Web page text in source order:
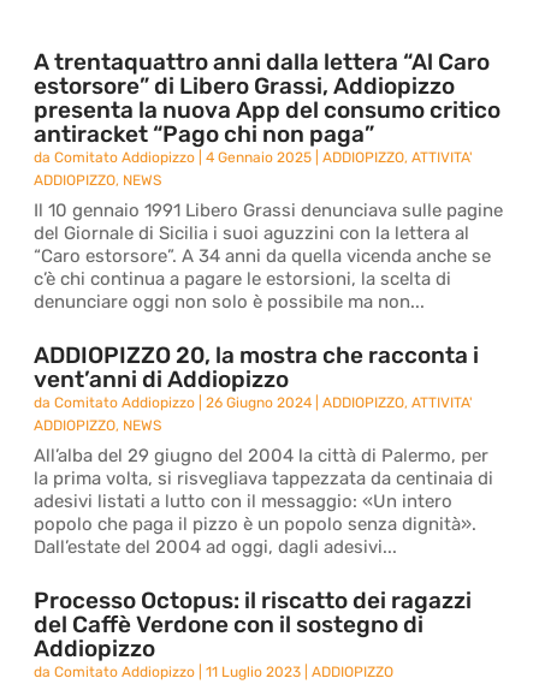
A trentaquattro anni dalla lettera “Al Caro
estorsore” di Libero Grassi, Addiopizzo
presenta la nuova App del consumo critico
antiracket “Pago chi non paga”
daComitato Addiopizzo |4 Gennaio 2025 |ADDIOPIZZO,ATTIVITA'
ADDIOPIZZO, NEWS
Il 10 gennaio 1991 Libero Grassi denunciava sulle pagine
del Giornale di Sicilia i suoi aguzzini con la lettera al
“Caro estorsore”. A 34 anni da quella vicenda anche se
c’è chi continua a pagare le estorsioni, la scelta di
denunciare oggi non solo è possibile ma non...
ADDIOPIZZO 20, la mostra che racconta i
vent’anni di Addiopizzo
daComitato Addiopizzo |26 Giugno 2024 |ADDIOPIZZO,ATTIVITA'
ADDIOPIZZO, NEWS
All’alba del 29 giugno del 2004 la città di Palermo, per
la prima volta, si risvegliava tappezzata da centinaia di
adesivi listati a lutto con il messaggio: «Un intero
popolo che paga il pizzo è un popolo senza dignità».
Dall’estate del 2004 ad oggi, dagli adesivi...
Processo Octopus: il riscatto dei ragazzi
del Caffè Verdone con il sostegno di
Addiopizzo
daComitato Addiopizzo |11 Luglio 2023 |ADDIOPIZZO